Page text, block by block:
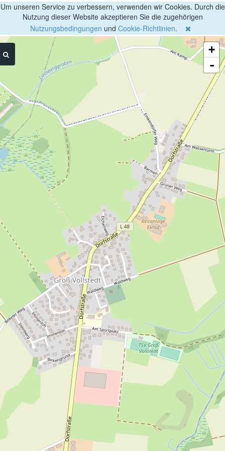
Um unseren Service zu verbessern, verwenden wir Cookies. Durch die
Nutzung dieser Website akzeptieren Sie die zugehörigen
Nutzungsbedingungen und Cookie-Richtlinien.
+
-